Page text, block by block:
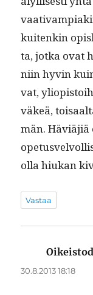
kuitenkin
ta, jot­ka ovat
niin hyvin
vat,
väkeä,
män. Häviäjiä
olla hiukan
Vastaa
30.8.2013 18:18